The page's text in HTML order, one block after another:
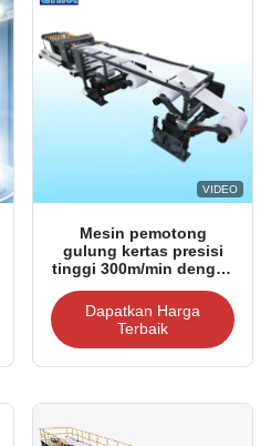
VIDEO
Mesin pemotong
gulung kertas presisi
tinggi 300m/min dengan
lebar
1100/1400/1700/1900mm
Dapatkan Harga
Terbaik